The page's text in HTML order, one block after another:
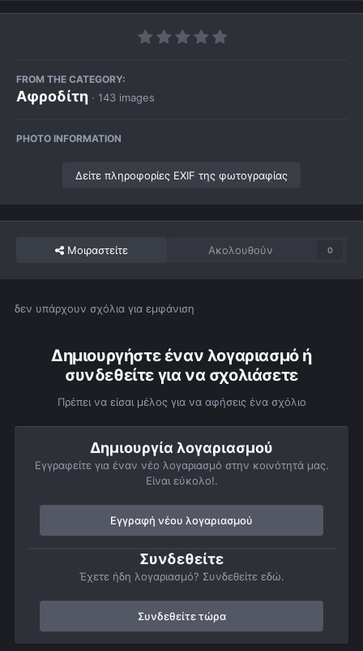
FROM THE CATEGORY:
Αφροδίτη · 143 images
PHOTO INFORMATION
Δείτε πληροφορίες EXIF της φωτογραφίας
Μοιραστείτε Ακολουθούν 0
δεν υπάρχουν σχόλια για εμφάνιση
Δημιουργήστε έναν λογαριασμό ή
συνδεθείτε για να σχολιάσετε
Πρέπει να είσαι μέλος για να αφήσεις ένα σχόλιο
Δημιουργία λογαριασμού
Εγγραφείτε για έναν νέο λογαριασμό στην κοινότητά μας.
Είναι εύκολο!.
Εγγραφή νέου λογαριασμού
Συνδεθείτε
Έχετε ήδη λογαριασμό? Συνδεθείτε εδώ.
Συνδεθείτε τώρα